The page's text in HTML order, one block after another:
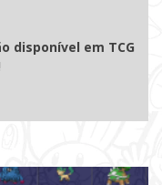
de Pokémon GO